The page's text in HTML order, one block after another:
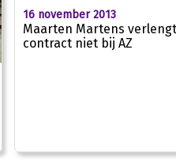
16 november 2013
Maarten Martens verlengt
contract niet bij AZ